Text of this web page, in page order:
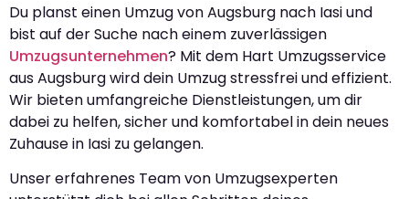
Du planst einen Umzug von Augsburg nach Iasi und
bist auf der Suche nach einem zuverlässigen
Umzugsunternehmen? Mit dem Hart Umzugsservice
aus Augsburg wird dein Umzug stressfrei und effizient.
Wir bieten umfangreiche Dienstleistungen, um dir
dabei zu helfen, sicher und komfortabel in dein neues
Zuhause in Iasi zu gelangen.
Unser erfahrenes Team von Umzugsexperten